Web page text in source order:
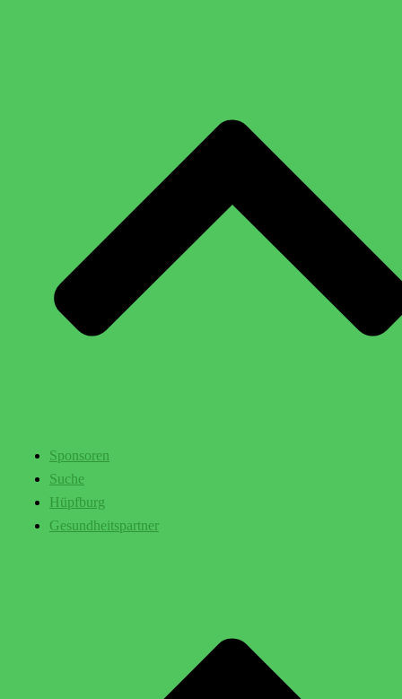
Sponsoren
Suche
Hüpfburg
Gesundheitspartner